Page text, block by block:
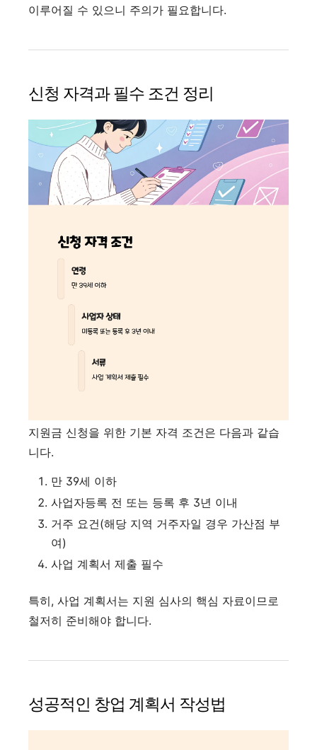
이루어질 수 있으니 주의가 필요합니다.
신청 자격과 필수 조건 정리
지원금 신청을 위한 기본 자격 조건은 다음과 같습
니다.
만 39세 이하
사업자등록 전 또는 등록 후 3년 이내
거주 요건(해당 지역 거주자일 경우 가산점 부
여)
사업 계획서 제출 필수
특히, 사업 계획서는 지원 심사의 핵심 자료이므로
철저히 준비해야 합니다.
성공적인 창업 계획서 작성법